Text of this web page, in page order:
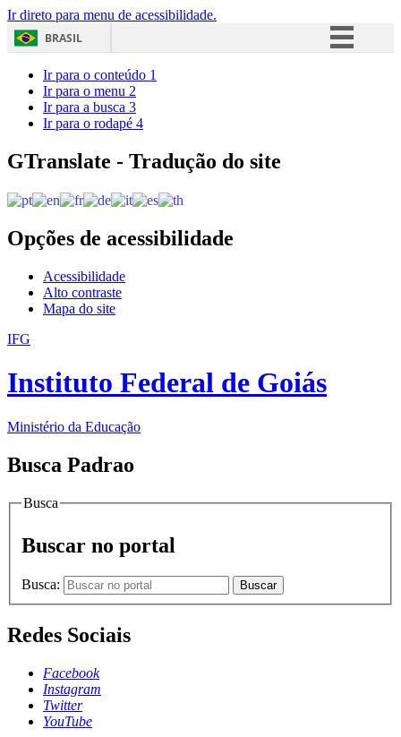
Ir direto para menu de acessibilidade.
BRASIL
Acesso à informação
Ir para o conteúdo 1
Ir para o menu 2
Ir para a busca 3
Ir para o rodapé 4
GTranslate - Tradução do site
Opções de acessibilidade
Acessibilidade
Alto contraste
Mapa do site
IFG
Instituto Federal de Goiás
Ministério da Educação
Busca Padrao
Busca
Buscar no portal
Busca: Buscar
Redes Sociais
Facebook
Instagram
Twitter
YouTube